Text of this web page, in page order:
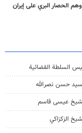
الحصار البري على إيران
السلطة القضائیة
حسن نصرالله
عيسى قاسم
الزكزاكي